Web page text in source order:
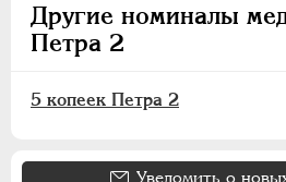
Другие номиналы
Петра 2
5 копеек Петра 2
Уведомить о